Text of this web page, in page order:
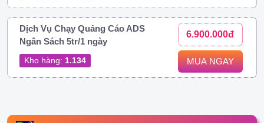
Dịch Vụ Chạy Quảng Cáo ADS
Ngân Sách 5tr/1 ngày
Kho hàng: 1.134
6.900.000đ
MUA NGAY